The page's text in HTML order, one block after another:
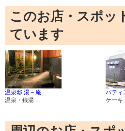
このお店・スポッ
ています
温泉邸 湯～庵
温泉・銭湯
パティ
ケーキ